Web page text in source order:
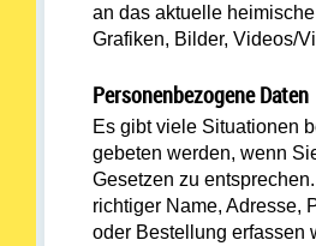
an das aktuelle
Grafiken, Bilder, Videos/
Personenbezogene Daten
Es gibt viele Situationen
gebeten werden, wenn
Gesetzen zu
richtiger Name, Adresse,
oder Bestellung erfassen